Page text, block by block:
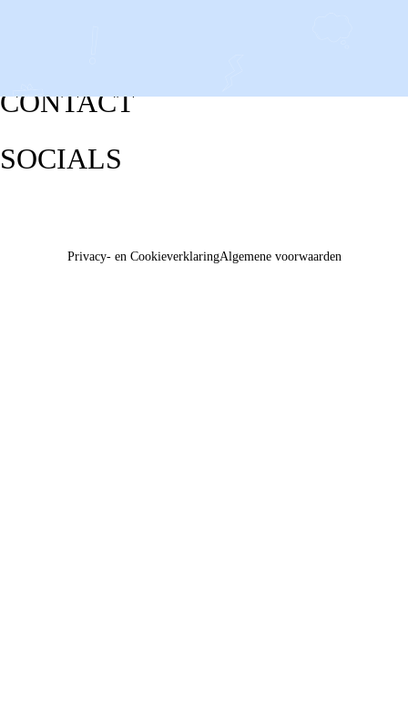
CONTACT
SOCIALS
Privacy- en CookieverklaringAlgemene voorwaarden